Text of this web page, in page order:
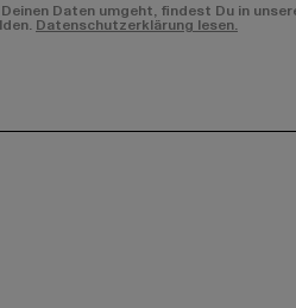
Daten umgeht, findest Du in
Datenschutzerklärung lesen.
page:channel: